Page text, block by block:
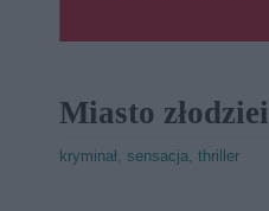
Miasto złodziei
kryminał, sensacja, thriller